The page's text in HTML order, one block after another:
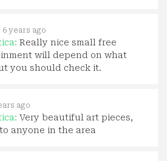
6 years ago
Really nice small free
will depend on what
you should check it.
ago
Very beautiful art pieces,
anyone in the area